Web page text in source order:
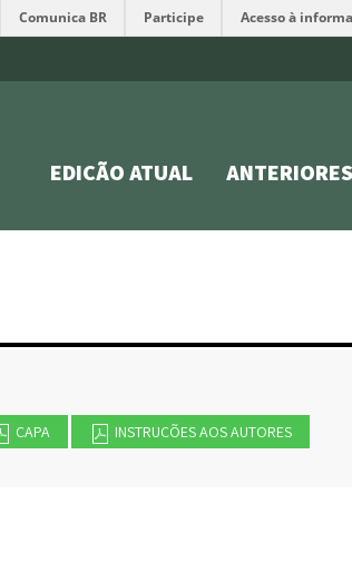
Comunica BR Participe Acesso à
EDIÇÃO ATUAL ANTERIORES
CAPA INSTRUÇÕES AOS AUTORES